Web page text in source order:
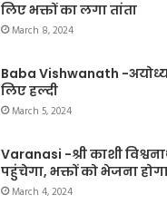
लिए भक्तों का लगा तांता
March 8, 2024
Baba Vishwanath -
लिए हल्दी
March 5, 2024
Varanasi -श्री काशी
पहुंचेगा, भक्तों को भेजना
March 4, 2024